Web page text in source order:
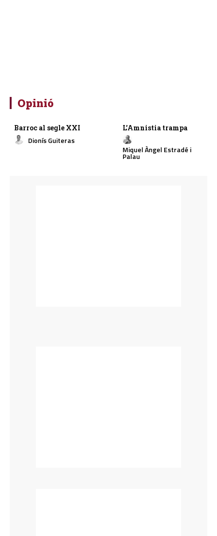
Opinió
Barroc al segle XXI
Dionís Guiteras
L’Amnistia trampa
Miquel Àngel Estradé i
Palau